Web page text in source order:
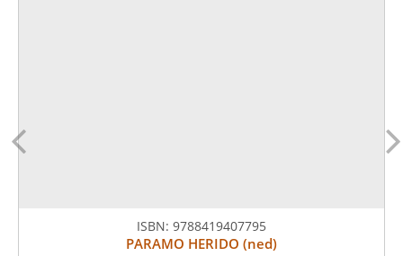
ISBN: 9788419407795
PARAMO HERIDO (ned)